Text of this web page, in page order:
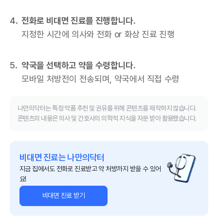
전화로 비대면 진료를 진행합니다.
지정한 시간에 의사와 전화 or 화상 진료 진행
약국을 선택하고 약을 수령합니다.
모바일 처방전이 전송되며, 약국에서 직접 수령
나만의닥터는 특정 약품 추천 및 권유를 위해 콘텐츠를 제작하지 않습니다.
콘텐츠의 내용은 의사 및 간호사의 의학적 지식을 자문 받아 활용했습니다.
비대면 진료는 나만의닥터
지금 집에서도 전화로 진료받고 약 처방까지 받을 수 있어
요!
비대면 진료 받기